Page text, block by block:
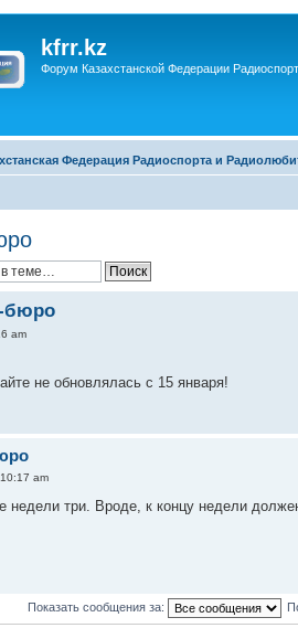
kfrr.kz
Форум Казахстанской Федерации
Федерация Радиоспорта и
бюро
am
не обновлялась с 15 января!
am
недели три. Вроде, к концу недели
Показать сообщения за: